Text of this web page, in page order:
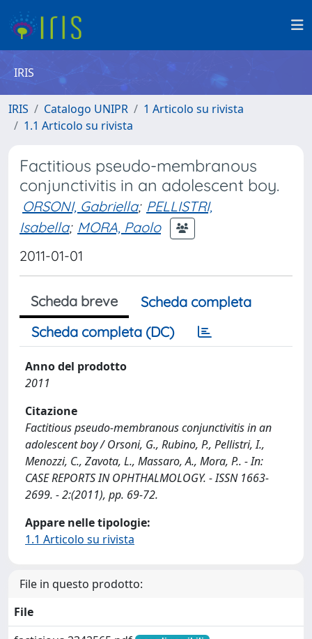
IRIS
IRIS Catalogo UNIPR
1 Articolo su rivista
1.1 Articolo su rivista
Factitious pseudo-membranous
conjunctivitis in an adolescent boy.
ORSONI, Gabriella; PELLISTRI,
Isabella; MORA, Paolo
2011-01-01
Scheda breve
Scheda completa
Scheda completa (DC)
Anno del prodotto
2011
Citazione
Factitious pseudo-membranous conjunctivitis in an
adolescent boy / Orsoni, G., Rubino, P., Pellistri, I.,
Menozzi, C., Zavota, L., Massaro, A., Mora, P.. - In:
CASE REPORTS IN OPHTHALMOLOGY. - ISSN 1663-
2699. - 2:(2011), pp. 69-72.
Appare nelle tipologie:
1.1 Articolo su rivista
File in questo prodotto:
File